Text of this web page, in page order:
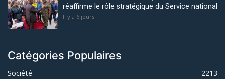
réaffirme le rôle stratégique du Service national
Il y a 6 jours
Catégories Populaires
Société
2213